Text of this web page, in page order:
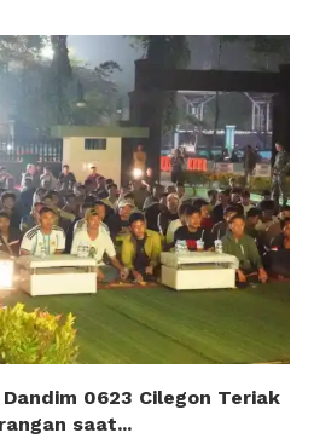
0623 Cilegon Teriak
saat...